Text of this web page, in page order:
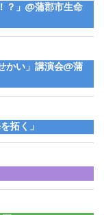
？」@蒲郡市生命
かい」講演会@蒲
拓く」